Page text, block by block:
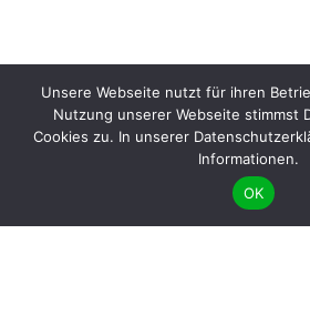
Unsere Webseite nutzt für ihren
Nutzung unserer Webseite stimmst
Cookies zu. In unserer
Informationen.
OK